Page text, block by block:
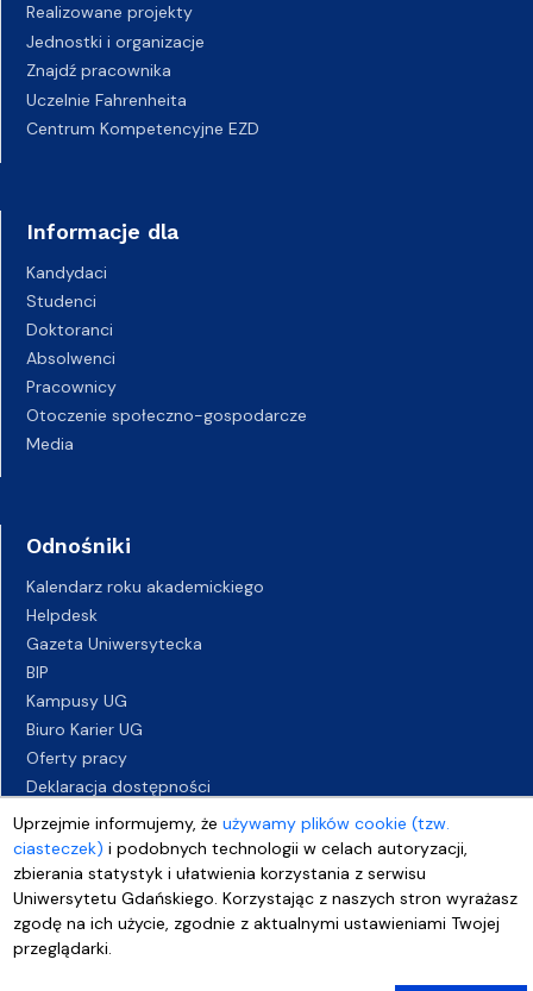
Uprzejmie informujemy, żeużywamy plików cookie (tzw.
ciasteczek) i podobnych technologii w celach autoryzacji,
zbierania statystyk i ułatwienia korzystania z serwisu
Uniwersytetu Gdańskiego. Korzystając z naszych stron wyrażasz
zgodę na ich użycie, zgodnie z aktualnymi ustawieniami Twojej
przeglądarki.
Realizowane projekty
Jednostki i organizacje
Znajdź pracownika
Uczelnie Fahrenheita
Centrum Kompetencyjne EZD
Informacje dla
Kandydaci
Studenci
Doktoranci
Absolwenci
Pracownicy
Otoczenie społeczno-gospodarcze
Media
Odnośniki
Kalendarz roku akademickiego
Helpdesk
Gazeta Uniwersytecka
BIP
Kampusy UG
Biuro Karier UG
Oferty pracy
Deklaracja dostępności